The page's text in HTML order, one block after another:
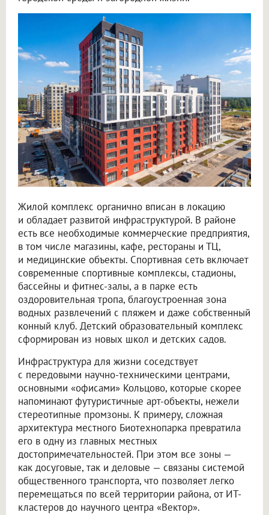
Жилой комплекс органично вписан в локацию
и обладает развитой инфраструктурой. В районе
есть все необходимые коммерческие предприятия,
в том числе магазины, кафе, рестораны и ТЦ,
и медицинские объекты. Спортивная сеть включает
современные спортивные комплексы, стадионы,
бассейны и фитнес-залы, а в парке есть
оздоровительная тропа, благоустроенная зона
водных развлечений с пляжем и даже собственный
конный клуб. Детский образовательный комплекс
сформирован из новых школ и детских садов.
Инфраструктура для жизни соседствует
с передовыми научно-техническими центрами,
основными «офисами» Кольцово, которые скорее
напоминают футуристичные арт-объекты, нежели
стереотипные промзоны. К примеру, сложная
архитектура местного Биотехнопарка превратила
его в одну из главных местных
достопримечательностей. При этом все зоны —
как досуговые, так и деловые — связаны системой
общественного транспорта, что позволяет легко
перемещаться по всей территории района, от ИТ-
кластеров до научного центра «Вектор».